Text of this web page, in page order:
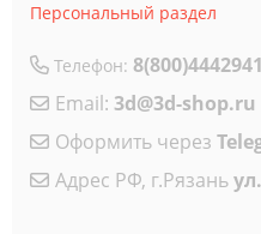
Персональный раздел
Телефон: 8(800)4442941
Email: 3d@3d-shop.ru
Оформить через
Адрес РФ, г.Рязань